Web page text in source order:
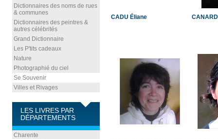
Dictionnaires des noms de rues
& communes
Dictionnaires des peintres &
autres célébrités
Grand Dictionnaire
Les P'tits cadeaux
Nature
Photographié du ciel
Se Souvenir
Villes et Rivages
LES LIVRES PAR
DÉPARTEMENTS
Charente
CADU Éliane